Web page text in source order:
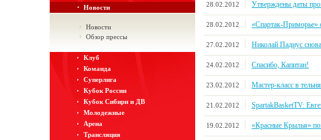
Новости
Новости
Обзор прессы
Клуб
Команда
Суперлига
Кубок России
Кубок Сибири и ДВ
Молодежные
Арена
Трансляция
28.02.2012 Утверждены даты
28.02.2012 «Спартак-Приморье»
27.02.2012 Николай Падиус
24.02.2012 Спасибо, Капитан!
23.02.2012 Мастер-класс в
21.02.2012 SpartakBasketTV:
19.02.2012 «Красные Крылья»